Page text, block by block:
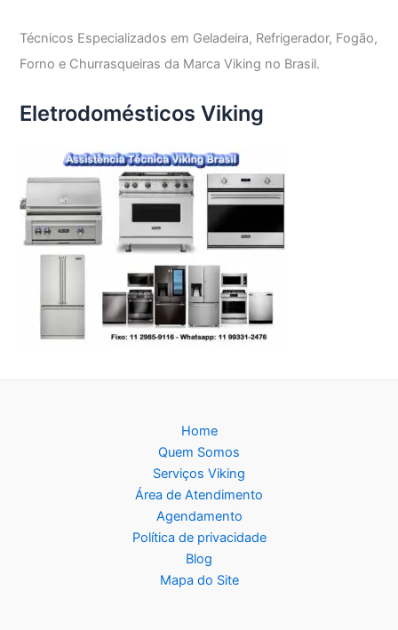
Técnicos Especializados em Geladeira, Refrigerador, Fogão,
Forno e Churrasqueiras da Marca Viking no Brasil.
Eletrodomésticos Viking
Home
Quem Somos
Serviços Viking
Área de Atendimento
Agendamento
Política de privacidade
Blog
Mapa do Site